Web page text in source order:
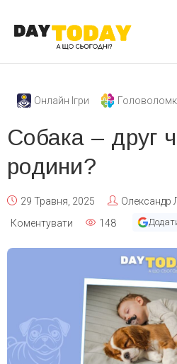
Онлайн Ігри
Собака – друг
родини?
29 Травня, 2025 Олександр
Коментувати
148